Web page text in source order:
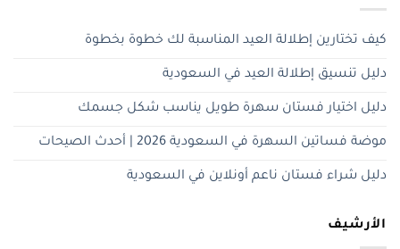
كيف تختارين إطلالة العيد المناسبة لك خطوة بخطوة
دليل تنسيق إطلالة العيد في السعودية
دليل اختيار فستان سهرة طويل يناسب شكل جسمك
موضة فساتين السهرة في السعودية 2026 | أحدث الصيحات
دليل شراء فستان ناعم أونلاين في السعودية
الأرشيف